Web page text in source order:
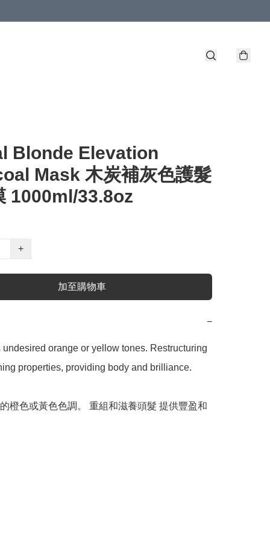
Blonde Elevation
Mask 木炭補灰色護髮
1000ml/33.8oz
+
加至購物車
−
undesired orange or yellow tones. Restructuring
properties, providing body and brilliance.
橙色或黃色色調。 重組和滋養頭髮 提供豐盈和